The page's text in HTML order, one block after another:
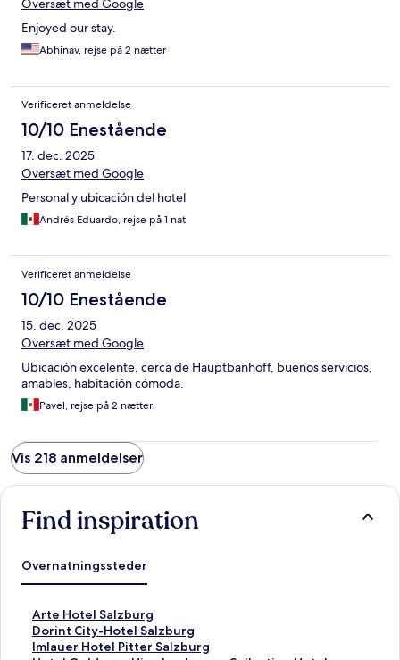
Oversæt med Google
Enjoyed our stay.
Abhinav, rejse på 2 nætter
Verificeret anmeldelse
10/10 Enestående
17. dec. 2025
Oversæt med Google
Personal y ubicación del hotel
Andrés Eduardo, rejse på 1 nat
Verificeret anmeldelse
10/10 Enestående
15. dec. 2025
Oversæt med Google
Ubicación excelente, cerca de Hauptbanhoff, buenos servicios,
amables, habitación cómoda.
Pavel, rejse på 2 nætter
Vis 218 anmeldelser
Find inspiration
Overnatningssteder
Arte Hotel Salzburg
L
i
n
Dorint City-Hotel Salzburg
L
iImlauer Hotel Pitter Salzburg
L